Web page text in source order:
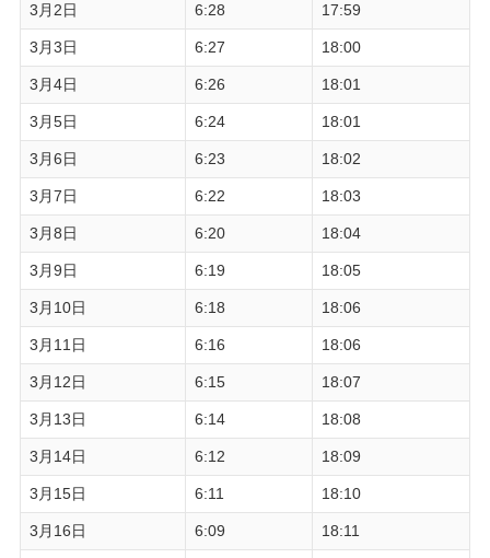
3月2日 6:28 17:59
3月3日 6:27 18:00
3月4日 6:26 18:01
3月5日 6:24 18:01
3月6日 6:23 18:02
3月7日 6:22 18:03
3月8日 6:20 18:04
3月9日 6:19 18:05
3月10日 6:18 18:06
3月11日 6:16 18:06
3月12日 6:15 18:07
3月13日 6:14 18:08
3月14日 6:12 18:09
3月15日 6:11 18:10
3月16日 6:09 18:11